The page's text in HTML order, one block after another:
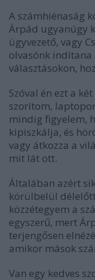
A számhiénaság
Árpád ugyanúgy
ügyvezető, vagy
olvasónk
választásokon,
Szóval én ezt a
szorítom,
mindig figyelem,
kipiszkálja, és
vagy átkozza a
mit lát ott.
Általában azért
körülbelül
közzétegyem a
egyszerű, mert
terjengősen
amikor mások
Van egy kedves